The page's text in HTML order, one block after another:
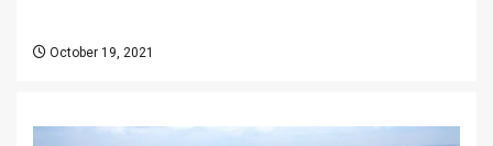
October 19, 2021